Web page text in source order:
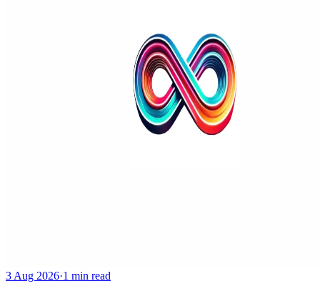
3 Aug 2026·1 min read